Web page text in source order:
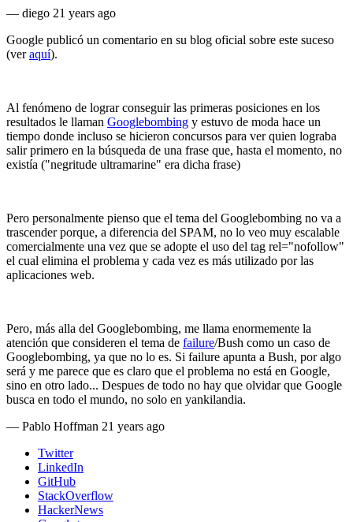
— diego 21 years ago
Google publicó un comentario en su blog oficial sobre este suceso
(veraquí).
Al fenómeno de lograr conseguir las primeras posiciones en los
resultados le llaman Googlebombing y estuvo de moda hace un
tiempo donde incluso se hicieron concursos para ver quien lograba
salir primero en la búsqueda de una frase que, hasta el momento, no
existía ("negritude ultramarine" era dicha frase)
Pero personalmente pienso que el tema del Googlebombing no va a
trascender porque, a diferencia del SPAM, no lo veo muy escalable
comercialmente una vez que se adopte el uso del tag rel="nofollow"
el cual elimina el problema y cada vez es más utilizado por las
aplicaciones web.
Pero, más alla del Googlebombing, me llama enormemente la
atención que consideren el tema de failure/Bush como un caso de
Googlebombing, ya que no lo es. Si failure apunta a Bush, por algo
será y me parece que es claro que el problema no está en Google,
sino en otro lado... Despues de todo no hay que olvidar que Google
busca en todo el mundo, no solo en yankilandia.
— Pablo Hoffman 21 years ago
Twitter
LinkedIn
GitHub
StackOverflow
HackerNews